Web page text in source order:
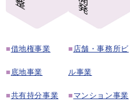
■借地権事業
■ 底地事業
■共有持分事業
■ 店舗・事務所ビ
ル事業
■ マンション事業